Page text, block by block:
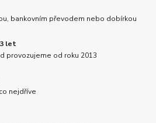
bankovním převodem nebo dobírkou
let
provozujeme od roku 2013
nejdříve